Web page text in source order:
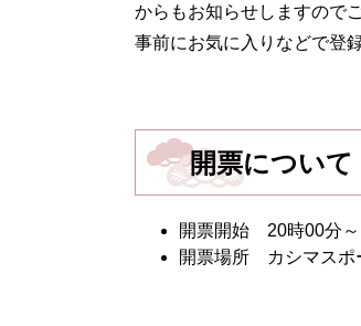
からもお知らせしますので
事前にお気に入りなどで登
開票について
開票開始 20時00分～
開票場所 カシマスポ